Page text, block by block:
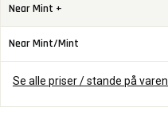
Near Mint +
Near Mint/Mint
Se alle priser / stande på varen